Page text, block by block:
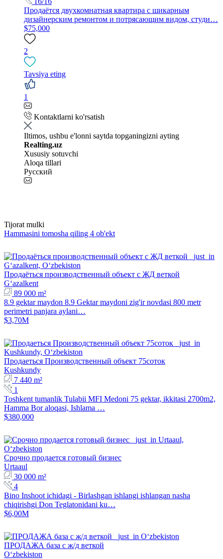
Продаётся двухкомнатная квартира с шикарным
дизайнерским ремонтом и потрясающим видом, студи…
$75,000
2
Tavsiya eting
1
Kontaktlarni ko'rsatish
Iltimos, ushbu e'lonni saytda topganingizni ayting
Realting.uz
Xususiy sotuvchi
Aloqa tillari
Русский
Tijorat mulki
Hammasini tomosha qiling 4 ob'ekt
Продаёться производственный объект с ЖД веткой
Gʻazalkent
89 000 m²
8.9 gektar maydon 8.9 Gektar maydoni zig'ir novdasi 800 metr
perimetri panjara aylani…
$3,70M
Продаеться Производственный объект 75соток
Kushkundy
7 440 m²
1
Toshkent tumanlik Tulabii MFI Medoni 75 gektar, ikkitasi 2700m2,
Hamma Bor aloqasi, Ishlama …
$380,000
Срочно продается готовый бизнес
Urtaaul
30 000 m²
4
Bino Inshoot ichidagi - Birlashgan ishlangi ishlangan nasha
chiqirishgi Don Teglatonidani ku…
$6,00M
ПРОДАЖА база с ж/д веткой
Oʻzbekiston